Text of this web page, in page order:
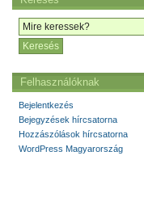
Felhasználóknak
Bejelentkezés
Bejegyzések hírcsatorna
Hozzászólások hírcsatorna
WordPress Magyarország